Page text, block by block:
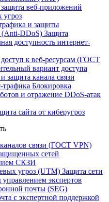
веб-приложений
угроз
и защиты
(Anti‑DDoS) Защита
доступность интернет-
к веб-ресурсам (ГОСТ
вариант доступа
защита канала связи
Блокировка
и отражение DDoS‑атак
сайта от киберугроз
связи (ГОСТ VPN)
сетей
СКЗИ
угроз (UTM) Защита сети
экспертов
почты (SEG)
с экспертной поддержкой